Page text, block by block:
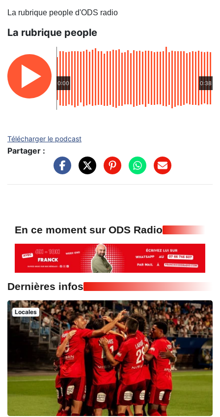
La rubrique people d'ODS radio
La rubrique people
0:00 0:38
Télécharger le podcast
Partager :
En ce moment sur ODS Radio
Dernières infos
Locales